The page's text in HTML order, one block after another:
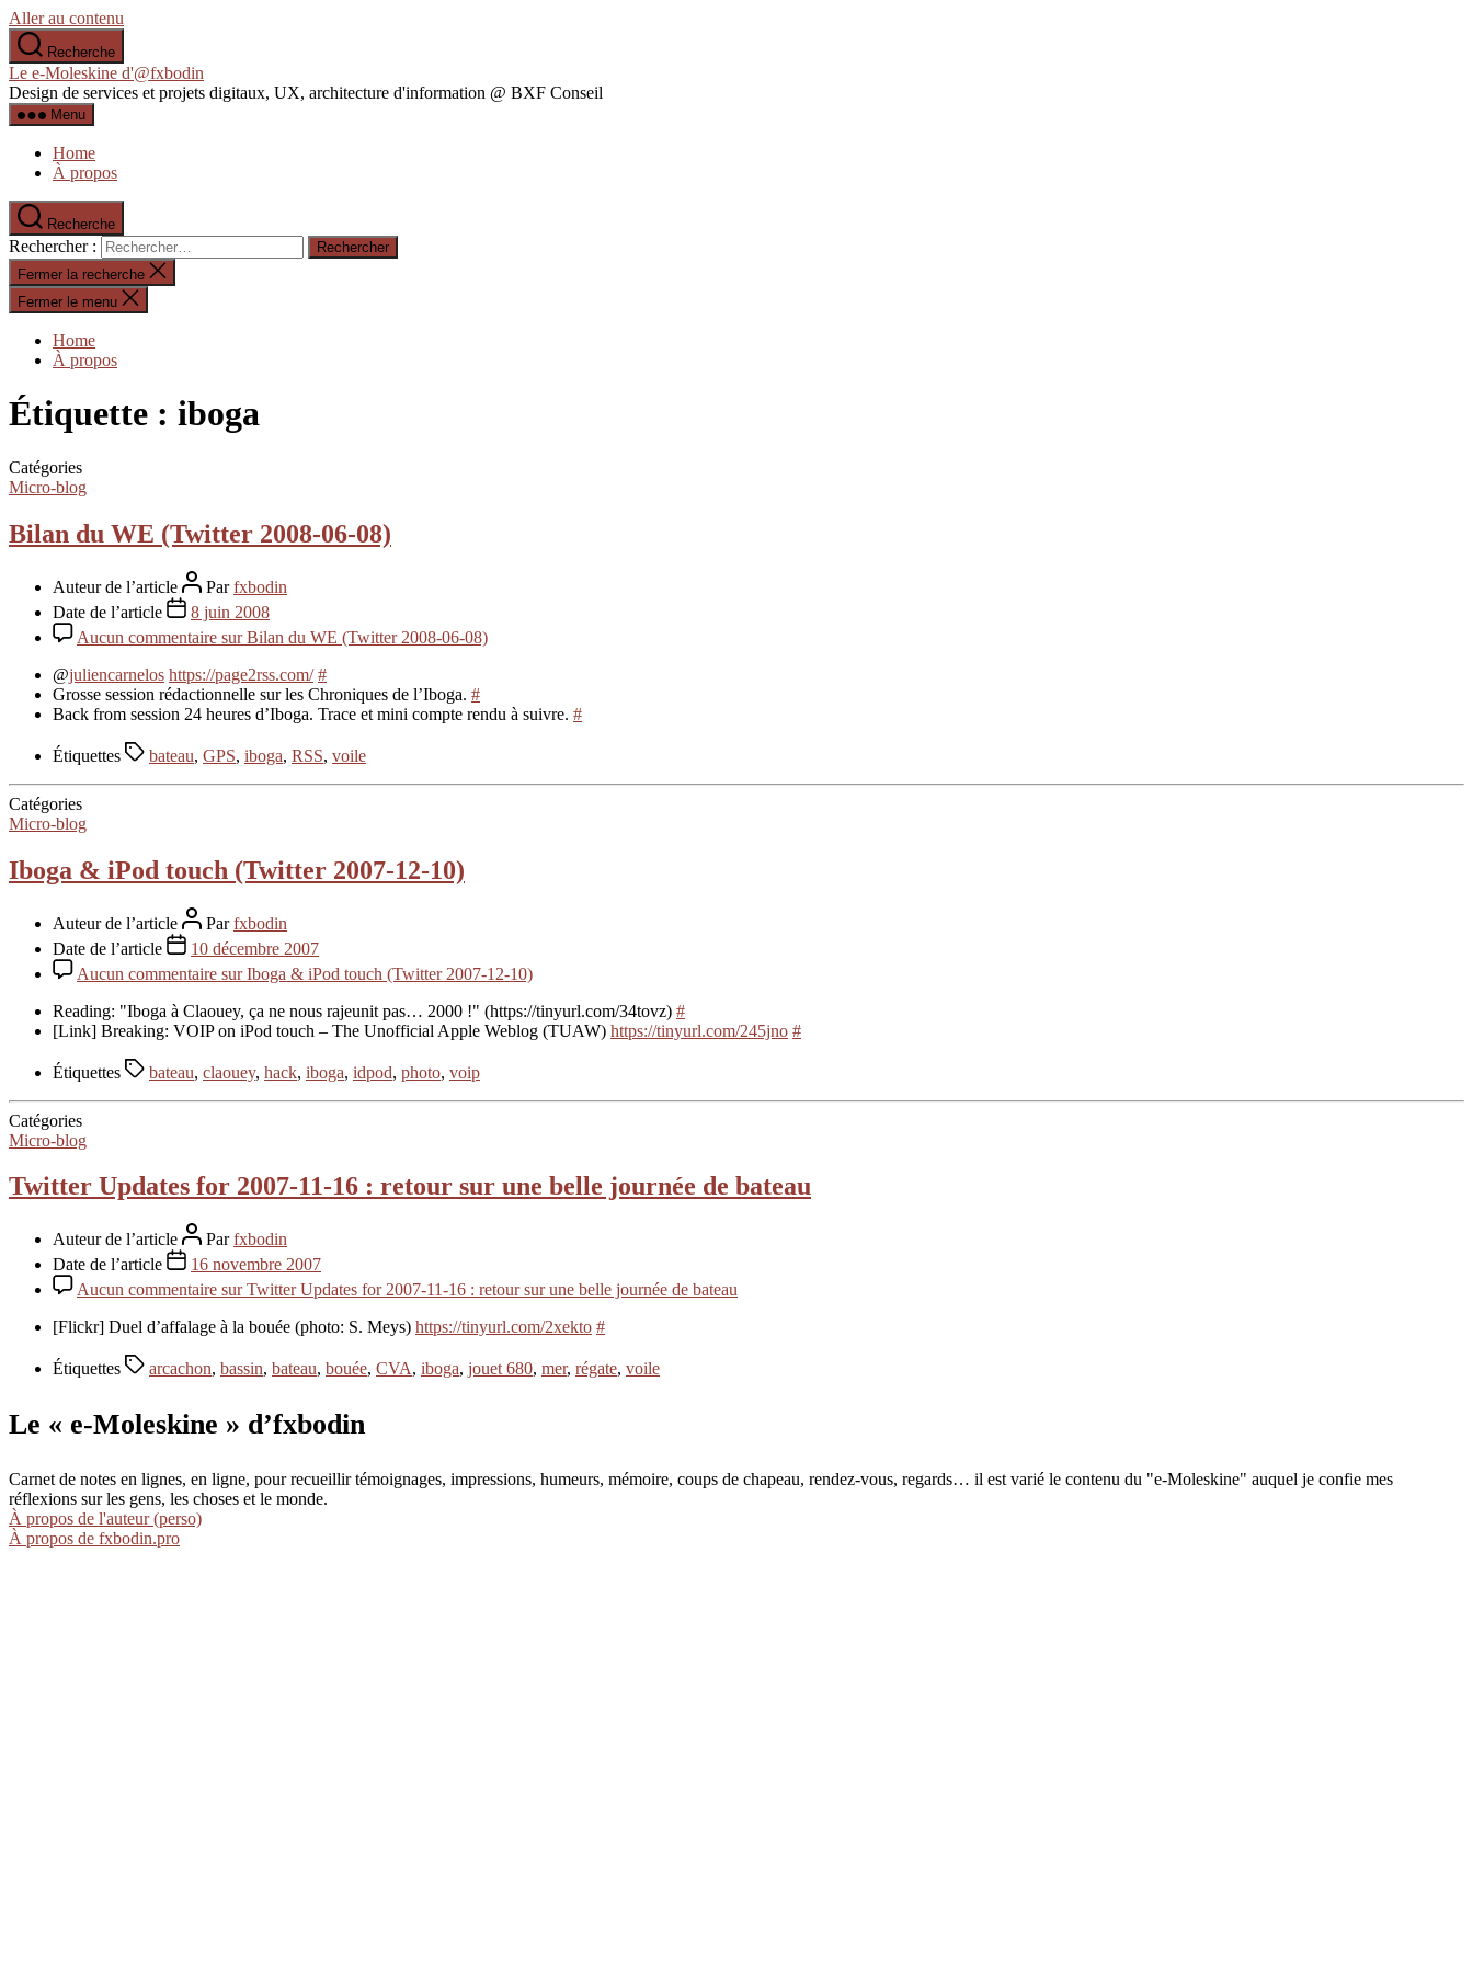
Aller au contenu
Recherche
Le e-Moleskine d'@fxbodin
Design de services et projets digitaux, UX, architecture d'information @ BXF Conseil
Menu
Home
À propos
Recherche
Rechercher :
Fermer la recherche
Fermer le menu
Home
À propos
Étiquette : iboga
Catégories
Micro-blog
Bilan du WE (Twitter 2008-06-08)
Auteur de l’article Parfxbodin
Date de l’article
8 juin 2008
Aucun commentaire sur Bilan du WE (Twitter 2008-06-08)
@juliencarnelos https://page2rss.com/ #
Grosse session rédactionnelle sur les Chroniques de l’Iboga. #
Back from session 24 heures d’Iboga. Trace et mini compte rendu à suivre. #
Étiquettes bateau, GPS, iboga, RSS, voile
Catégories
Micro-blog
Iboga & iPod touch (Twitter 2007-12-10)
Auteur de l’article Parfxbodin
Date de l’article
10 décembre 2007
Aucun commentaire sur Iboga & iPod touch (Twitter 2007-12-10)
Reading: "Iboga à Claouey, ça ne nous rajeunit pas… 2000 !" (https://tinyurl.com/34tovz) #
[Link] Breaking: VOIP on iPod touch – The Unofficial Apple Weblog (TUAW) https://tinyurl.com/245jno #
Étiquettes bateau, claouey, hack, iboga, idpod, photo, voip
Catégories
Micro-blog
Twitter Updates for 2007-11-16 : retour sur une belle journée de bateau
Auteur de l’article Parfxbodin
Date de l’article
16 novembre 2007
Aucun commentaire sur Twitter Updates for 2007-11-16 : retour sur une belle journée de bateau
[Flickr] Duel d’affalage à la bouée (photo: S. Meys) https://tinyurl.com/2xekto #
Étiquettes arcachon, bassin, bateau, bouée, CVA, iboga, jouet 680, mer, régate, voile
Le « e-Moleskine » d’fxbodin
Carnet de notes en lignes, en ligne, pour recueillir témoignages, impressions, humeurs, mémoire, coups de chapeau, rendez-vous, regards… il est varié le contenu du "e-Moleskine" auquel je confie mes
réflexions sur les gens, les choses et le monde.
À propos de l'auteur (perso)
À propos de fxbodin.pro